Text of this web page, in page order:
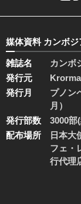
媒体資料 カンボ
雑誌名
カンボ
発行元
発行月
プノン
月）
発行部数
3000部
配布場所
日本大
フェ・
行代理